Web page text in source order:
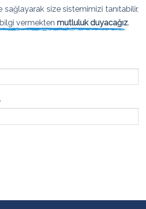
sağlayarak size sistemimizi tanıtabilir,
vermekten mutluluk duyacağız.